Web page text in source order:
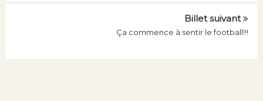
Billet suivant
Ça commence à sentir le football!!!